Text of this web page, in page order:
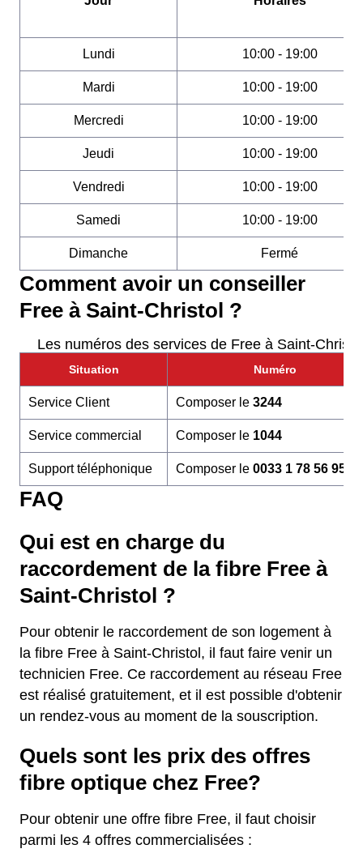
Lundi 10:00 - 19:00
Mardi 10:00 - 19:00
Mercredi 10:00 - 19:00
Jeudi 10:00 - 19:00
Vendredi 10:00 - 19:00
Samedi 10:00 - 19:00
Dimanche Fermé
Comment avoir un conseiller
Free à Saint-Christol ?
Les numéros des services de Free à Saint-
Situation Numéro
Service Client Composer le 3244
Service commercial Composer le 1044
Support téléphonique Composer le 0033 1 78 56 95 60
FAQ
Qui est en charge du
raccordement de la fibre Free à
Saint-Christol ?
Pour obtenir le raccordement de son logement à
la fibre Free à Saint-Christol, il faut faire venir un
technicien Free. Ce raccordement au réseau Free
est réalisé gratuitement, et il est possible d'obtenir
un rendez-vous au moment de la souscription.
Quels sont les prix des offres
fibre optique chez Free?
Pour obtenir une offre fibre Free, il faut choisir
parmi les 4 offres commercialisées :